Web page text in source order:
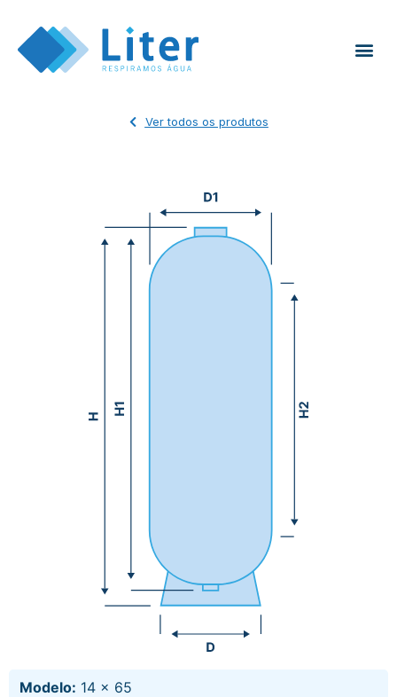
Ver todos os produtos
Modelo: 14 x 65